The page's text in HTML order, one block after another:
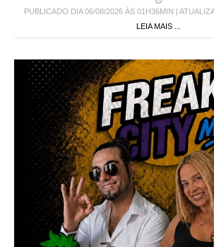
PUBLICADO DIA 06/08/2026 ÀS 01H36MIN |
LEIA MAIS ...